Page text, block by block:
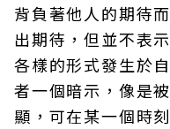
背負著他人的期待
出期待，但並不表
各樣的形式發生於
者一個暗示，像是
顯，可在某一個時